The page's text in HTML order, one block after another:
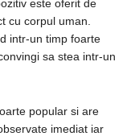
este oferit de
cu corpul uman.
intr-un timp foarte
sa stea intr-un
popular si are
imediat iar